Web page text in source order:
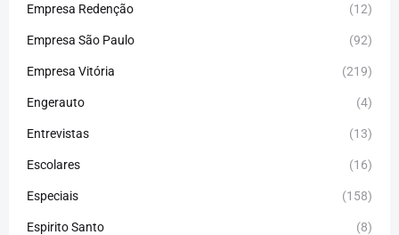
Empresa Redenção (12)
Empresa São Paulo (92)
Empresa Vitória (219)
Engerauto (4)
Entrevistas (13)
Escolares (16)
Especiais (158)
Espirito Santo (8)